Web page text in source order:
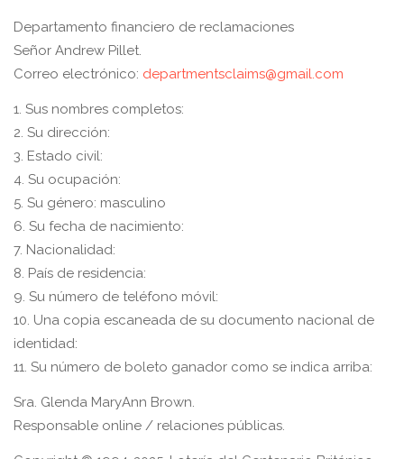
Departamento financiero de reclamaciones
Señor Andrew Pillet.
Correo electrónico: departmentsclaims@gmail.com
1. Sus nombres completos:
2. Su dirección:
3. Estado civil:
4. Su ocupación:
5. Su género: masculino
6. Su fecha de nacimiento:
7. Nacionalidad:
8. País de residencia:
9. Su número de teléfono móvil:
10. Una copia escaneada de su documento nacional de
identidad:
11. Su número de boleto ganador como se indica arriba:
Sra. Glenda MaryAnn Brown.
Responsable online / relaciones públicas.